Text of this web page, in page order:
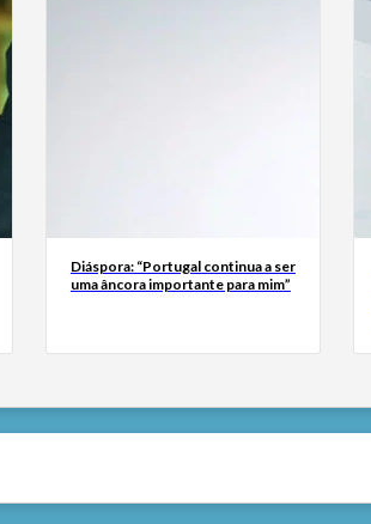
Diáspora: “Portugal continua a ser
uma âncora importante para mim”